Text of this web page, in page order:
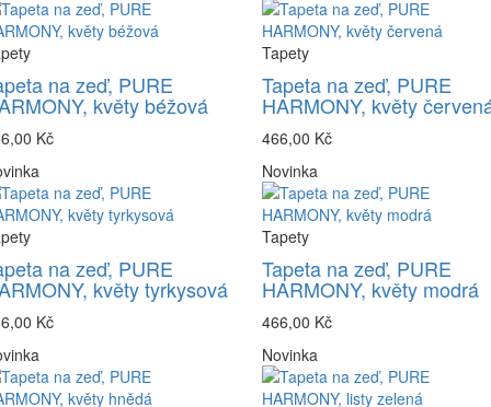
na zeď, PURE
květy béžová
Kč
Tapety
Tapeta na zeď, PURE
HARMONY, květy
466,00 Kč
na zeď, PURE
květy tyrkysová
Kč
Novinka
Tapety
Tapeta na zeď, PURE
HARMONY, květy modrá
466,00 Kč
Novinka